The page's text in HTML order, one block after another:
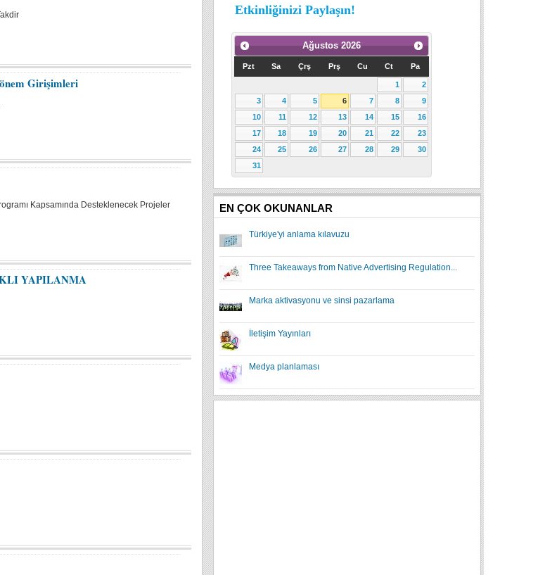
Girişimleri
Kapsamında Desteklenecek Projeler
YAPILANMA
Etkinliğinizi Paylaşın!
Ağustos 2026
Pzt Sa Çrş Prş Cu Ct Pa
1
2
3
4 5 6 7 8
9
10
11 12 13 14 15
16
17
18 19 20 21 22
23
24
25 26 27 28 29
30
31
EN ÇOK OKUNANLAR
Türkiye'yi anlama kılavuzu
Three Takeaways from Native Advertising Regulation...
Marka aktivasyonu ve sinsi pazarlama
İletişim Yayınları
Medya planlaması